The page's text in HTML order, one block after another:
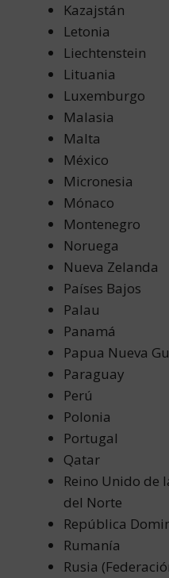
Kazajstán
Letonia
Liechtenstein
Lituania
Luxemburgo
Malasia
Malta
México
Micronesia
Mónaco
Montenegro
Noruega
Nueva Zelanda
Países Bajos
Palau
Panamá
Papua Nueva
Paraguay
Perú
Polonia
Portugal
Qatar
Reino Unido de
del Norte
República
Rumanía
Rusia